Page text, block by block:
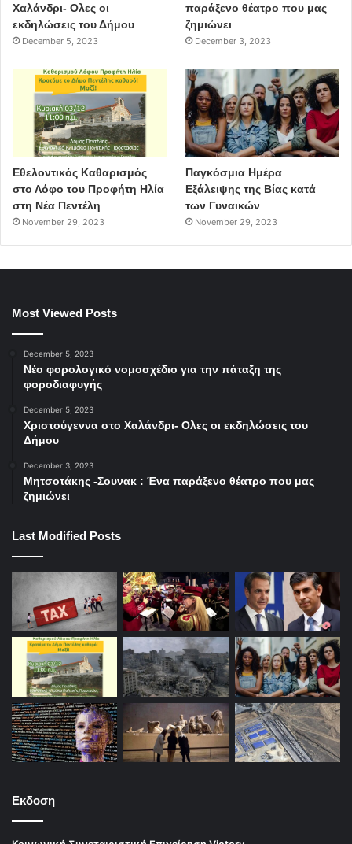
Χαλάνδρι- Ολες οι
εκδηλώσεις του Δήμου
December 5, 2023
παράξενο θέατρο που μας
ζημιώνει
December 3, 2023
Εθελοντικός Καθαρισμός
στο Λόφο του Προφήτη Ηλία
στη Νέα Πεντέλη
November 29, 2023
Παγκόσμια Ημέρα
Εξάλειψης της Βίας κατά
των Γυναικών
November 29, 2023
Most Viewed Posts
December 5, 2023
Νέο φορολογικό νομοσχέδιο για την πάταξη της
φοροδιαφυγής
December 5, 2023
Χριστούγεννα στο Χαλάνδρι- Ολες οι εκδηλώσεις του
Δήμου
December 3, 2023
Μητσοτάκης -Σουνακ : Ένα παράξενο θέατρο που μας
ζημιώνει
Last Modified Posts
Εκδοση